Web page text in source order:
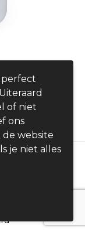
per week
perfect
of niet
ons
website
je niet alles